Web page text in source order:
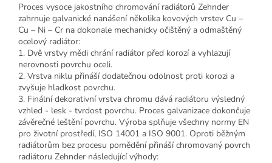
Proces vysoce jakostního chromování radiátorů Zehnder
zahrnuje galvanické nanášení několika kovových vrstev Cu –
Cu – Ni – Cr na dokonale mechanicky očištěný a odmaštěný
ocelový radiátor:
1. Dvě vrstvy mědi chrání radiátor před korozí a vyhlazují
nerovnosti povrchu oceli.
2. Vrstva niklu přináší dodatečnou odolnost proti korozi a
zvyšuje hladkost povrchu.
3. Finální dekorativní vrstva chromu dává radiátoru výsledný
vzhled - lesk - tvrdost povrchu. Proces galvanizace dokončuje
závěrečné leštění povrchu. Výroba splňuje všechny normy EN
pro životní prostředí, ISO 14001 a ISO 9001. Oproti běžným
radiátorům bez procesu pomědění přináší chromovaný povrch
radiátoru Zehnder následující výhody: